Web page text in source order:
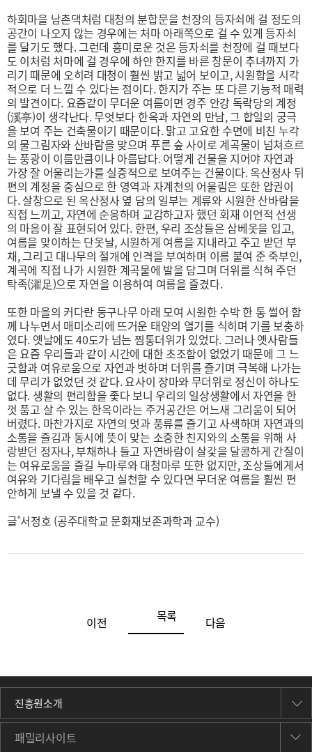
하회마을 남촌댁처럼 대청의 분합문을 천장의 등자쇠에 걸 정도의
공간이 나오지 않는 경우에는 처마 아래쪽으로 걸 수 있게 등자쇠
를 달기도 했다. 그런데 흥미로운 것은 등자쇠를 천장에 걸 때보다
도 이처럼 처마에 걸 경우에 하얀 한지를 바른 창문이 추녀까지 가
리기 때문에 오히려 대청이 훨씬 밝고 넓어 보이고, 시원함을 시각
적으로 더 느낄 수 있다는 점이다. 한지가 주는 또 다른 기능적 매력
의 발견이다. 요즘같이 무더운 여름이면 경주 안강 독락당의 계정
(溪亭)이 생각난다. 무엇보다 한옥과 자연의 만남, 그 합일의 궁극
을 보여 주는 건축물이기 때문이다. 맑고 고요한 수면에 비친 누각
의 물그림자와 산바람을 맞으며 푸른 숲 사이로 계곡물이 넘쳐흐르
는 풍광이 이름만큼이나 아름답다. 어떻게 건물을 지어야 자연과
가장 잘 어울리는가를 실증적으로 보여주는 건물이다. 옥산정사 뒤
편의 계정을 중심으로 한 영역과 자계천의 어울림은 또한 압권이
다. 살창으로 된 옥산정사 옆 담의 일부는 계류와 시원한 산바람을
직접 느끼고, 자연에 순응하며 교감하고자 했던 회재 이언적 선생
의 마음이 잘 표현되어 있다. 한편, 우리 조상들은 삼베옷을 입고,
여름을 맞이하는 단옷날, 시원하게 여름을 지내라고 주고 받던 부
채, 그리고 대나무의 절개에 인격을 부여하며 이름 붙여 준 죽부인,
계곡에 직접 나가 시원한 계곡물에 발을 담그며 더위를 식혀 주던
탁족(濯足)으로 자연을 이용하여 여름을 즐겼다.
또한 마을의 커다란 둥구나무 아래 모여 시원한 수박 한 통 썰어 함
께 나누면서 매미소리에 뜨거운 태양의 열기를 식히며 기를 보충하
였다. 옛날에도 40도가 넘는 찜통더위가 있었다. 그러나 옛사람들
은 요즘 우리들과 같이 시간에 대한 초조함이 없었기 때문에 그 느
긋함과 여유로움으로 자연과 벗하며 더위를 즐기며 극복해 나가는
데 무리가 없었던 것 같다. 요사이 장마와 무더위로 정신이 하나도
없다. 생활의 편리함을 좇다 보니 우리의 일상생활에서 자연을 한
껏 품고 살 수 있는 한옥이라는 주거공간은 어느새 그리움이 되어
버렸다. 마찬가지로 자연의 멋과 풍류를 즐기고 사색하며 자연과의
소통을 즐김과 동시에 뜻이 맞는 소중한 친지와의 소통을 위해 사
랑받던 정자나, 부채하나 들고 자연바람이 살갗을 달콤하게 간질이
는 여유로움을 즐길 누마루와 대청마루 또한 없지만, 조상들에게서
여유와 기다림을 배우고 실천할 수 있다면 무더운 여름을 훨씬 편
안하게 보낼 수 있을 것 같다.
글˚서정호 (공주대학교 문화재보존과학과 교수)
이전 목록 다음
진흥원소개
패밀리사이트